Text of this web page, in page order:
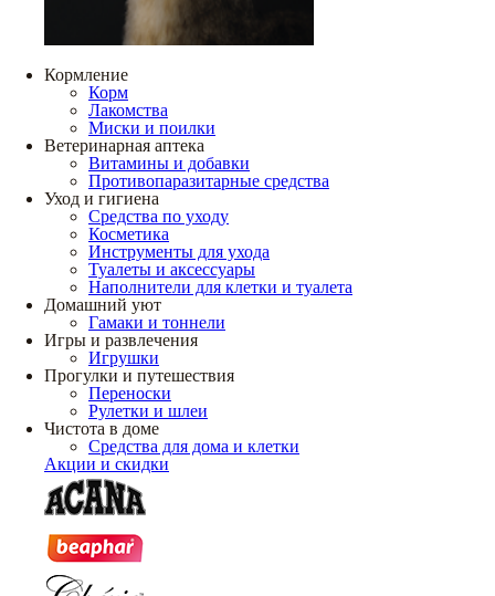
Кормление
Корм
Лакомства
Миски и поилки
Ветеринарная аптека
Витамины и добавки
Противопаразитарные средства
Уход и гигиена
Средства по уходу
Косметика
Инструменты для ухода
Туалеты и аксессуары
Наполнители для клетки и туалета
Домашний уют
Гамаки и тоннели
Игры и развлечения
Игрушки
Прогулки и путешествия
Переноски
Рулетки и шлеи
Чистота в доме
Средства для дома и клетки
Акции и скидки